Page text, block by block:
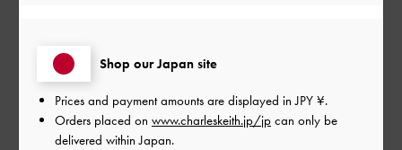
Shop our Japan site
Prices and payment amounts are displayed inJPY ¥.
Orders placed on www.charleskeith.jp/jp can only be
delivered within Japan.